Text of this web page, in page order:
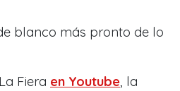
blanco más pronto de lo
Fiera en Youtube , la